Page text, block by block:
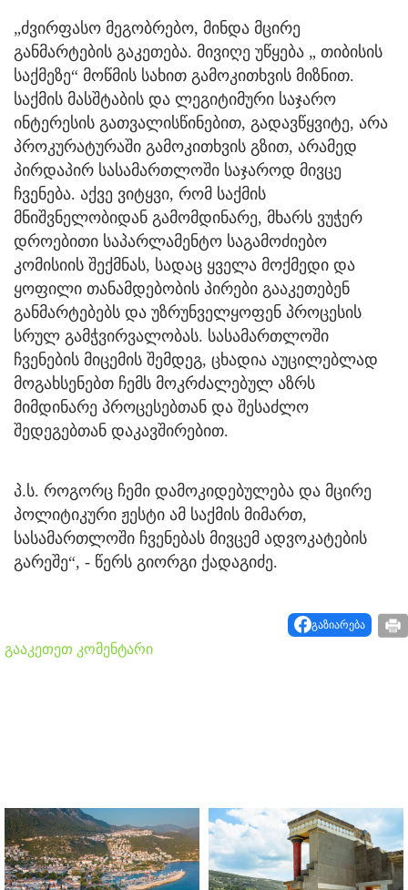
„ძვირფასო მეგობრებო, მინდა მცირე
განმარტების გაკეთება. მივიღე უწყება „ თიბისის
საქმეზე“ მოწმის სახით გამოკითხვის მიზნით.
საქმის მასშტაბის და ლეგიტიმური საჯარო
ინტერესის გათვალისწინებით, გადავწყვიტე, არა
პროკურატურაში გამოკითხვის გზით, არამედ
პირდაპირ სასამართლოში საჯაროდ მივცე
ჩვენება. აქვე ვიტყვი, რომ საქმის
მნიშვნელობიდან გამომდინარე, მხარს ვუჭერ
დროებითი საპარლამენტო საგამოძიებო
კომისიის შექმნას, სადაც ყველა მოქმედი და
ყოფილი თანამდებობის პირები გააკეთებენ
განმარტებებს და უზრუნველყოფენ პროცესის
სრულ გამჭვირვალობას. სასამართლოში
ჩვენების მიცემის შემდეგ, ცხადია აუცილებლად
მოგახსენებთ ჩემს მოკრძალებულ აზრს
მიმდინარე პროცესებთან და შესაძლო
შედეგებთან დაკავშირებით.
პ.ს. როგორც ჩემი დამოკიდებულება და მცირე
პოლიტიკური ჟესტი ამ საქმის მიმართ,
სასამართლოში ჩვენებას მივცემ ადვოკატების
გარეშე“, - წერს გიორგი ქადაგიძე.
გაზიარება
გააკეთეთ კომენტარი